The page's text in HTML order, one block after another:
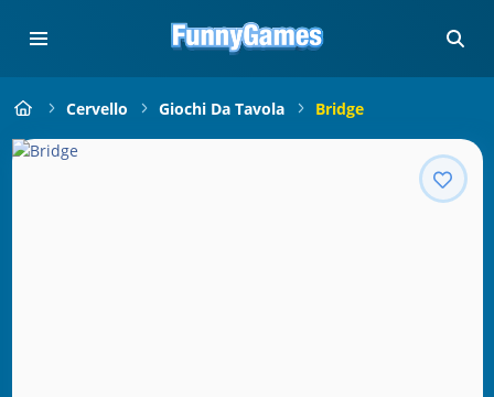
Cervello Giochi Da Tavola Bridge